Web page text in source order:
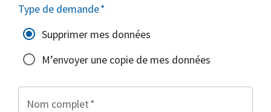
Type de demande*
Supprimer mes données
M’envoyer une copie de mes données
Nom complet*